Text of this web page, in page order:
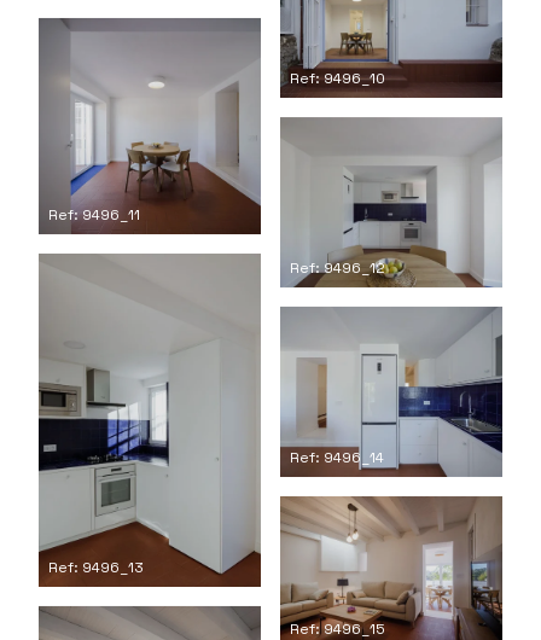
Ref: 9496_10
Ref: 9496_11
Ref: 9496_12
Ref: 9496_13
Ref: 9496_14
Ref: 9496_15